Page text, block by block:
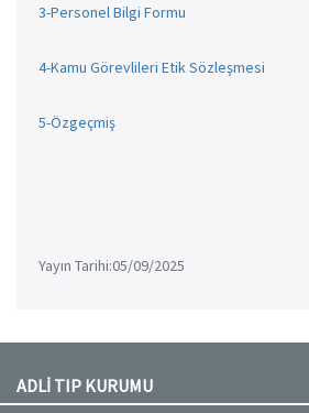
3-Personel Bilgi Formu
4-Kamu Görevlileri Etik Sözleşmesi
5-Özgeçmiş
Yayın Tarihi:05/09/2025
ADLİ TIP KURUMU